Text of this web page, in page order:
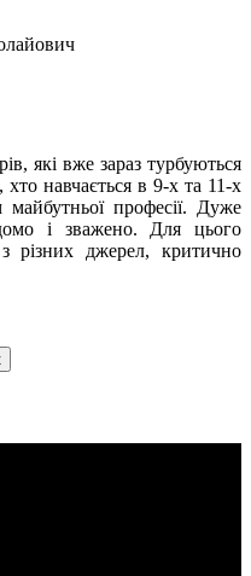
які вже зараз турбуються
навчається в 9-х та 11-х
майбутньої професії. Дуже
і зважено. Для цього
різних джерел, критично